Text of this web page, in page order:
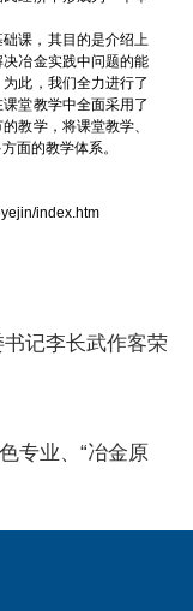
课，其目的是介绍上
冶金实践中问题的能
此，我们全力进行了
堂教学中全面采用了
教学，将课堂教学、
面的教学体系。
index.htm
记李长武作客荣
专业、“冶金原